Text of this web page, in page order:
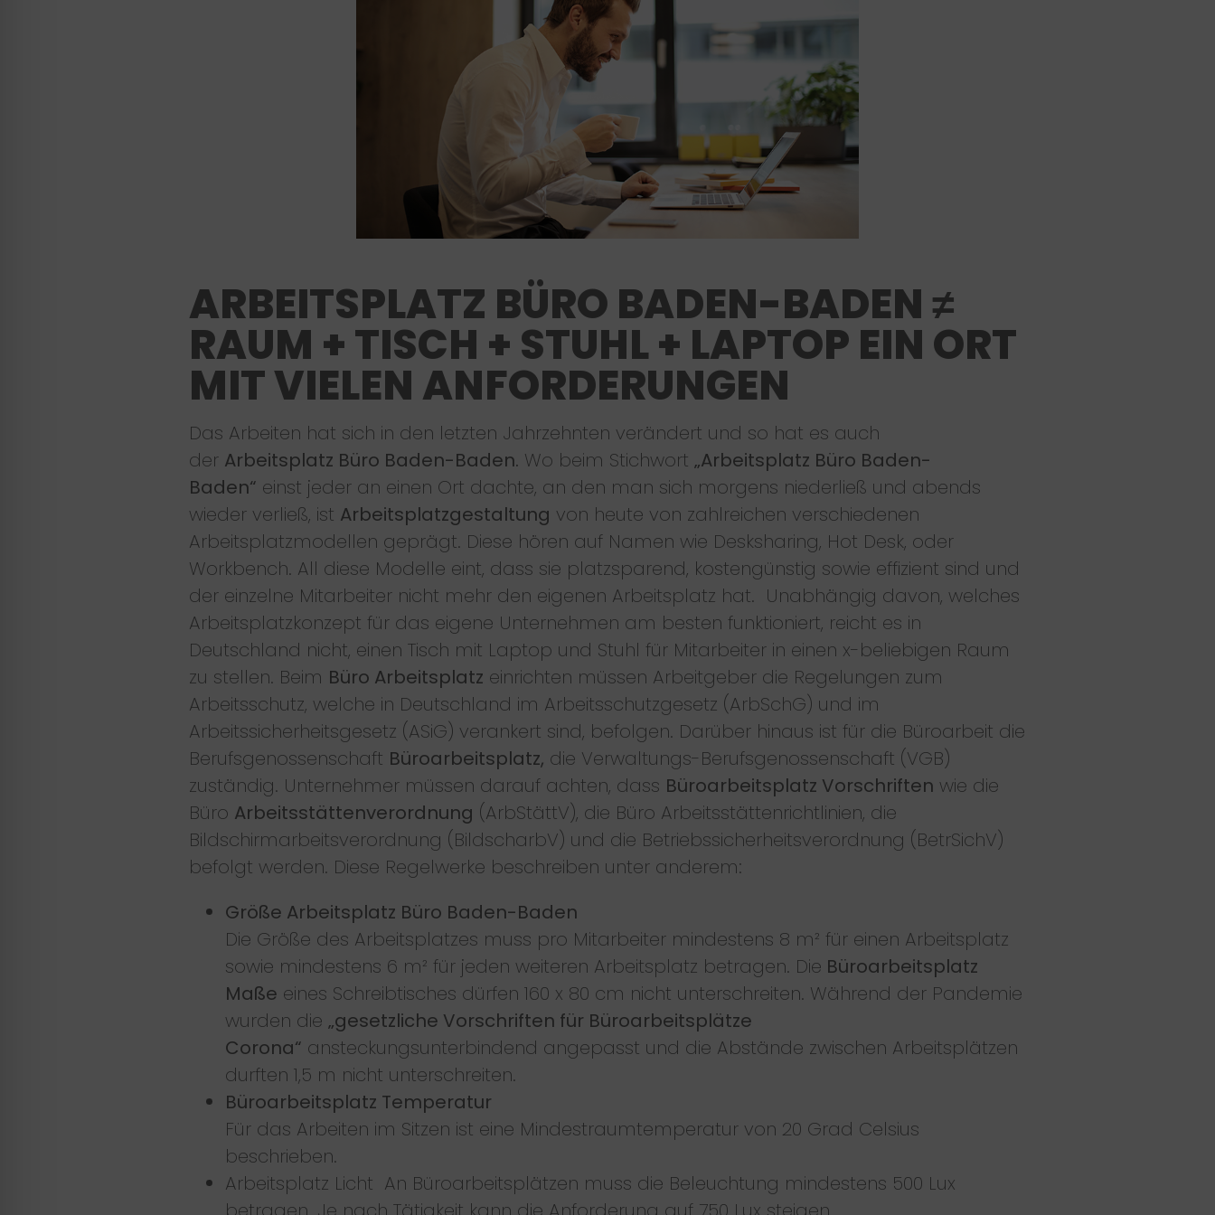
ARBEITSPLATZ BÜRO BADEN-BADEN ≠
RAUM + TISCH + STUHL + LAPTOP EIN ORT
MIT VIELEN ANFORDERUNGEN
Das Arbeiten hat sich in den letzten Jahrzehnten verändert und so hat es auch
der Arbeitsplatz Büro Baden-Baden. Wo beim Stichwort „Arbeitsplatz Büro Baden-
Baden“ einst jeder an einen Ort dachte, an den man sich morgens niederließ und abends
wieder verließ, ist Arbeitsplatzgestaltung von heute von zahlreichen verschiedenen
Arbeitsplatzmodellen geprägt. Diese hören auf Namen wie Desksharing, Hot Desk, oder
Workbench. All diese Modelle eint, dass sie platzsparend, kostengünstig sowie effizient sind und
der einzelne Mitarbeiter nicht mehr den eigenen Arbeitsplatz hat. Unabhängig davon, welches
Arbeitsplatzkonzept für das eigene Unternehmen am besten funktioniert, reicht es in
Deutschland nicht, einen Tisch mit Laptop und Stuhl für Mitarbeiter in einen x-beliebigen Raum
zu stellen. Beim Büro Arbeitsplatz einrichten müssen Arbeitgeber die Regelungen zum
Arbeitsschutz, welche in Deutschland im Arbeitsschutzgesetz (ArbSchG) und im
Arbeitssicherheitsgesetz (ASiG) verankert sind, befolgen. Darüber hinaus ist für die Büroarbeit die
Berufsgenossenschaft Büroarbeitsplatz, die Verwaltungs-Berufsgenossenschaft (VGB)
zuständig. Unternehmer müssen darauf achten, dass Büroarbeitsplatz Vorschriften wie die
Büro Arbeitsstättenverordnung (ArbStättV), die Büro Arbeitsstättenrichtlinien, die
Bildschirmarbeitsverordnung (BildscharbV) und die Betriebssicherheitsverordnung (BetrSichV)
befolgt werden. Diese Regelwerke beschreiben unter anderem:
Größe Arbeitsplatz Büro Baden-Baden
Die Größe des Arbeitsplatzes muss pro Mitarbeiter mindestens 8 m² für einen Arbeitsplatz
sowie mindestens 6 m² für jeden weiteren Arbeitsplatz betragen. Die Büroarbeitsplatz
Maße eines Schreibtisches dürfen 160 x 80 cm nicht unterschreiten. Während der Pandemie
wurden die „gesetzliche Vorschriften für Büroarbeitsplätze
Corona“ ansteckungsunterbindend angepasst und die Abstände zwischen Arbeitsplätzen
durften 1,5 m nicht unterschreiten.
Büroarbeitsplatz Temperatur
Für das Arbeiten im Sitzen ist eine Mindestraumtemperatur von 20 Grad Celsius
beschrieben.
Arbeitsplatz Licht An Büroarbeitsplätzen muss die Beleuchtung mindestens 500 Lux